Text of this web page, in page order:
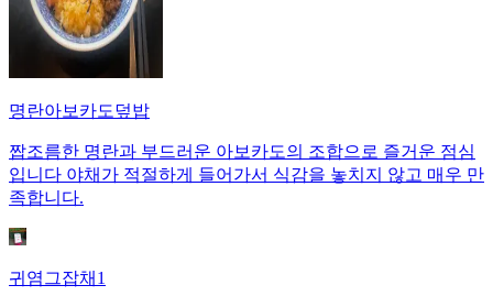
명란아보카도덮밥
짭조름한 명란과 부드러운 아보카도의 조합으로 즐거운 점심
입니다 야채가 적절하게 들어가서 식감을 놓치지 않고 매우 만
족합니다.
귀염그잡채1